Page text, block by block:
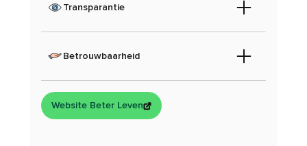
Transparantie
Betrouwbaarheid
Website Beter Leven